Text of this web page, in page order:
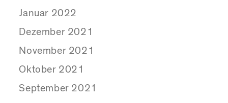
Januar 2022
Dezember 2021
November 2021
Oktober 2021
September 2021